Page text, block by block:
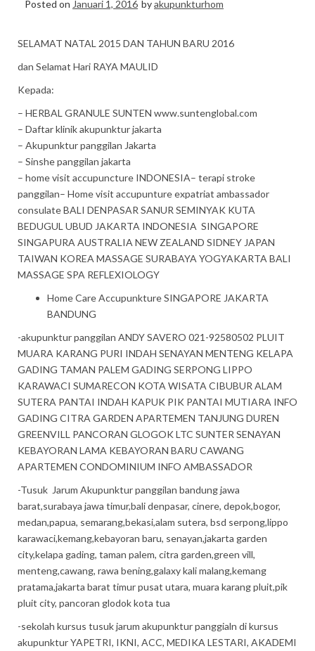
Posted on Januari 1, 2016 byakupunkturhom
SELAMAT NATAL 2015 DAN TAHUN BARU 2016
dan Selamat Hari RAYA MAULID
Kepada:
– HERBAL GRANULE SUNTEN www.suntenglobal.com
– Daftar klinik akupunktur jakarta
– Akupunktur panggilan Jakarta
– Sinshe panggilan jakarta
– home visit accupuncture INDONESIA– terapi stroke
panggilan– Home visit accupunture expatriat ambassador
consulate BALI DENPASAR SANUR SEMINYAK KUTA
BEDUGUL UBUD JAKARTA INDONESIA SINGAPORE
SINGAPURA AUSTRALIA NEW ZEALAND SIDNEY JAPAN
TAIWAN KOREA MASSAGE SURABAYA YOGYAKARTA BALI
MASSAGE SPA REFLEXIOLOGY
Home Care Accupunkture SINGAPORE JAKARTA
BANDUNG
-akupunktur panggilan ANDY SAVERO 021-92580502 PLUIT
MUARA KARANG PURI INDAH SENAYAN MENTENG KELAPA
GADING TAMAN PALEM GADING SERPONG LIPPO
KARAWACI SUMARECON KOTA WISATA CIBUBUR ALAM
SUTERA PANTAI INDAH KAPUK PIK PANTAI MUTIARA INFO
GADING CITRA GARDEN APARTEMEN TANJUNG DUREN
GREENVILL PANCORAN GLOGOK LTC SUNTER SENAYAN
KEBAYORAN LAMA KEBAYORAN BARU CAWANG
APARTEMEN CONDOMINIUM INFO AMBASSADOR
-Tusuk Jarum Akupunktur panggilan bandung jawa
barat,surabaya jawa timur,bali denpasar, cinere, depok,bogor,
medan,papua, semarang,bekasi,alam sutera, bsd serpong,lippo
karawaci,kemang,kebayoran baru, senayan,jakarta garden
city,kelapa gading, taman palem, citra garden,green vill,
menteng,cawang, rawa bening,galaxy kali malang,kemang
pratama,jakarta barat timur pusat utara, muara karang pluit,pik
pluit city, pancoran glodok kota tua
-sekolah kursus tusuk jarum akupunktur panggialn di kursus
akupunktur YAPETRI, IKNI, ACC, MEDIKA LESTARI, AKADEMI